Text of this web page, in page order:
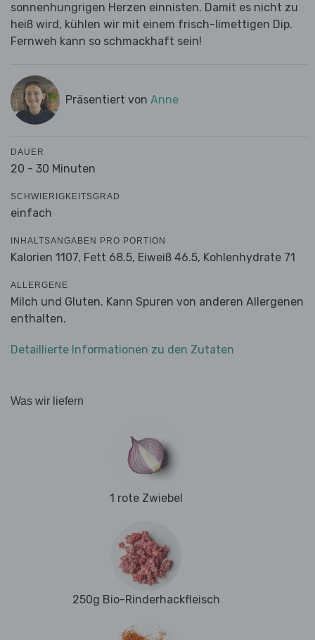
sonnenhungrigen Herzen einnisten. Damit es nicht zu
heiß wird, kühlen wir mit einem frisch-limettigen Dip.
Fernweh kann so schmackhaft sein!
Präsentiert von Anne
DAUER
20 - 30 Minuten
SCHWIERIGKEITSGRAD
einfach
INHALTSANGABEN PRO PORTION
Kalorien 1107, Fett 68.5, Eiweiß 46.5, Kohlenhydrate 71
ALLERGENE
Milch und Gluten. Kann Spuren von anderen Allergenen
enthalten.
Detaillierte Informationen zu den Zutaten
Was wir liefern
1 rote Zwiebel
250g Bio-Rinderhackfleisch